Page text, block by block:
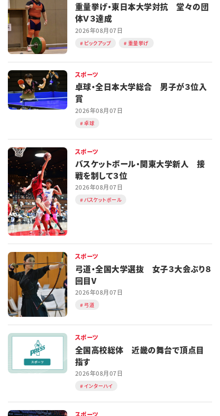
重量挙げ・東日本大学対抗 堂々の団
体Ｖ３達成
2026年08月07日
ピックアップ 重量挙げ
スポーツ
卓球・全日本大学総合 男子が３位入
賞
2026年08月07日
卓球
スポーツ
バスケットボール・関東大学新人 接
戦を制して３位
2026年08月07日
バスケットボール
スポーツ
弓道・全国大学選抜 女子３大会ぶり８
回目V
2026年08月07日
弓道
スポーツ
全国高校総体 近畿の舞台で頂点目
指す
2026年08月07日
インターハイ